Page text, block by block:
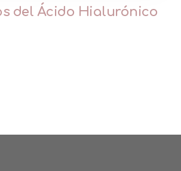
del Ácido Hialurónico